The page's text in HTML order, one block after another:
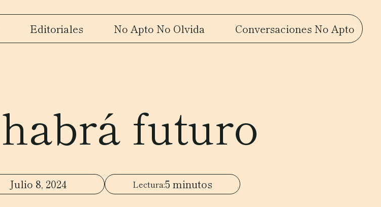
Editoriales No Apto No Olvida Conversaciones No Apto
futuro
Julio 8, 2024 5 minutos